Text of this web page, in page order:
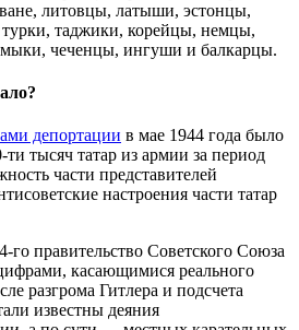
литовцы, латыши, эстонцы,
турки, таджики, корейцы, немцы,
чеченцы, ингуши и балкарцы.
депортации в мае 1944 года было
ти тысяч татар из армии за период
части представителей
настроения части татар
правительство Советского Союза
касающимися реального
разгрома Гитлера и подсчета
известны деяния